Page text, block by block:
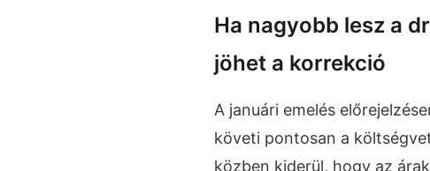
Ha nagyobb lesz a
jöhet a korrekció
A januári emelés
követi pontosan a
közben kiderül, hogy az